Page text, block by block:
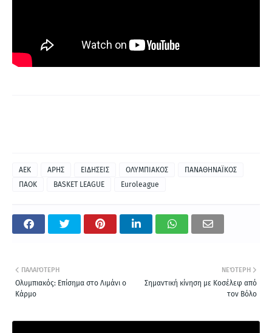
ΑΕΚ ΑΡΗΣ ΕΙΔΗΣΕΙΣ ΟΛΥΜΠΙΑΚΟΣ
ΠΑΝΑΘΗΝΑΪΚΟΣ
ΠΑΟΚ
BASKET LEAGUE Euroleague
ΝΕΌΤΕΡΗ
Σημαντική κίνηση με Κοσέλεφ από
τον Βόλο
ΠΑΛΑΙΌΤΕΡΗ
Ολυμπιακός: Επίσημα στο Λιμάνι ο
Κάρμο